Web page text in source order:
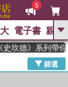
5
GO
高希均教授回憶錄
父親節 、 如果歷
電子書 親子
》系列帶你踏
篩選